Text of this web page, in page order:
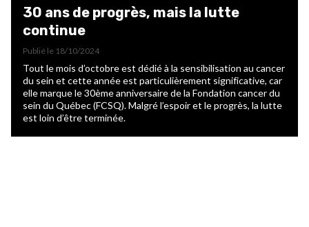
30 ans de progrès, mais la lutte
continue
Publié le 18/10/2024
Tout le mois d’octobre est dédié à la sensibilisation au cancer
du sein et cette année est particulièrement significative, car
elle marque le 30ème anniversaire de la Fondation cancer du
sein du Québec (FCSQ). Malgré l’espoir et le progrès, la lutte
est loin d’être terminée.